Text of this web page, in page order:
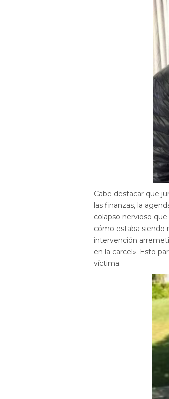
Cabe destacar que
las finanzas, la
colapso nervioso
cómo estaba siendo
intervención
en la carcel». Esto
víctima.